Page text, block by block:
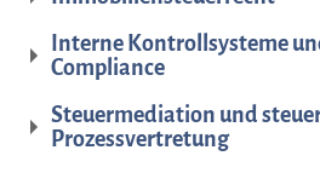
Interne Kontrollsysteme
Compliance
Steuermediation und
Prozessvertretung